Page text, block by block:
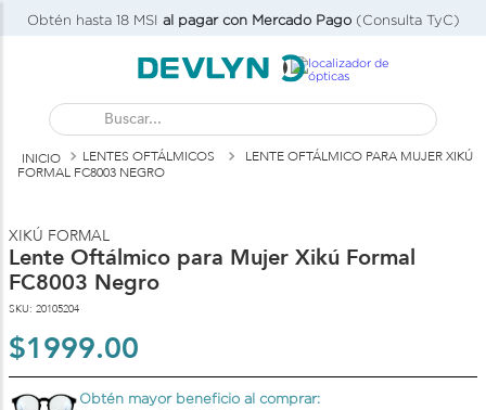
Obtén hasta 18 MSI al pagar con Mercado Pago(Consulta TyC)
Buscar...
LENTES OFTÁLMICOS
LENTE OFTÁLMICO PARA MUJER XIKÚ
FORMAL FC8003 NEGRO
XIKÚ FORMAL
Lente Oftálmico para Mujer Xikú Formal
FC8003 Negro
SKU: 20105204
$1999.00
Obtén mayor beneficio al comprar: